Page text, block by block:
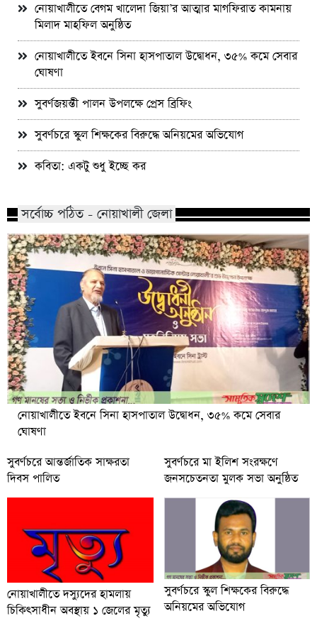
নোয়াখালীতে বেগম খালেদা জিয়া’র আত্মার মাগফিরাত কামনায়
মিলাদ মাহফিল অনুষ্ঠিত
নোয়াখালীতে ইবনে সিনা হাসপাতাল উদ্বোধন, ৩৫% কমে সেবার
ঘোষণা
সুবর্ণজয়ন্তী পালন উপলক্ষে প্রেস ব্রিফিং
সুবর্ণচরে স্কুল শিক্ষকের বিরুদ্ধে অনিয়মের অভিযোগ
কবিতা: একটু শুধু ইচ্ছে কর
সর্বোচ্চ পঠিত - নোয়াখালী জেলা
নোয়াখালীতে ইবনে সিনা হাসপাতাল উদ্বোধন, ৩৫% কমে সেবার
ঘোষণা
সুবর্ণচরে আন্তর্জাতিক সাক্ষরতা
দিবস পালিত
সুবর্ণচরে মা ইলিশ সংরক্ষণে
জনসচেতনতা মুলক সভা অনুষ্ঠিত
নোয়াখালীতে দস্যুদের হামলায়
চিকিৎসাধীন অবস্থায় ১ জেলের মৃত্যু
সুবর্ণচরে স্কুল শিক্ষকের বিরুদ্ধে
অনিয়মের অভিযোগ